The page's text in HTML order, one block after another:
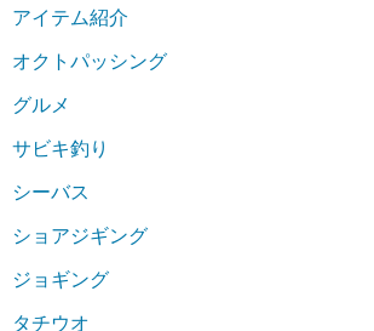
アイテム紹介
オクトパッシング
グルメ
サビキ釣り
シーバス
ショアジギング
ジョギング
タチウオ